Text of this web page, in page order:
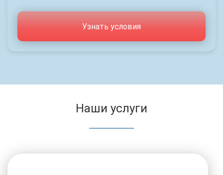
Узнать условия
Наши услуги